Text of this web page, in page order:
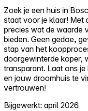
Zoek je een huis in
staat voor je klaar! Met
precies wat de waarde
bieden. Geen gedoe,
stap van het
doorgewinterde koper,
transparant. Laat ons
en jouw droomhuis te
vertrouwen!
Bijgewerkt: april 2026